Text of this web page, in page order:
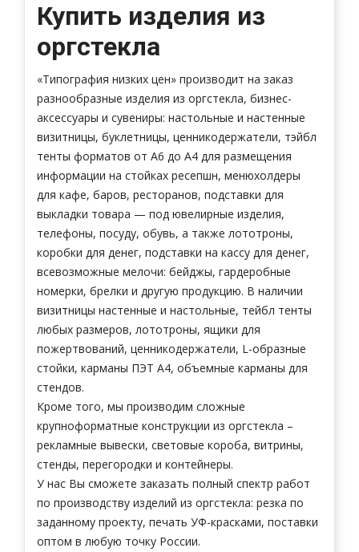
Купить изделия из
оргстекла
«Типография низких цен» производит на заказ
разнообразные изделия из оргстекла, бизнес-
аксессуары и сувениры: настольные и настенные
визитницы, буклетницы, ценникодержатели, тэйбл
тенты форматов от А6 до А4 для размещения
информации на стойках ресепшн, менюхолдеры
для кафе, баров, ресторанов, подставки для
выкладки товара — под ювелирные изделия,
телефоны, посуду, обувь, а также лототроны,
коробки для денег, подставки на кассу для денег,
всевозможные мелочи: бейджы, гардеробные
номерки, брелки и другую продукцию. В наличии
визитницы настенные и настольные, тейбл тенты
любых размеров, лототроны, ящики для
пожертвований, ценникодержатели, L-образные
стойки, карманы ПЭТ А4, объемные карманы для
стендов.
Кроме того, мы производим сложные
крупноформатные конструкции из оргстекла –
рекламные вывески, световые короба, витрины,
стенды, перегородки и контейнеры.
У нас Вы сможете заказать полный спектр работ
по производству изделий из оргстекла: резка по
заданному проекту, печать УФ-красками, поставки
оптом в любую точку России.